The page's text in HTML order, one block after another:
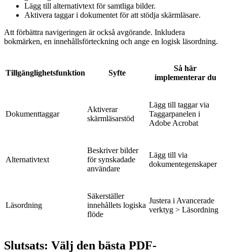
Lägg till alternativtext för samtliga bilder.
Aktivera taggar i dokumentet för att stödja skärmläsare.
Att förbättra navigeringen är också avgörande. Inkludera
bokmärken, en innehållsförteckning och ange en logisk läsordning.
Tillgänglighetsfunktion Syfte
Så här
implementerar du
Dokumenttaggar
Aktiverar
skärmläsarstöd
Lägg till taggar via
Taggarpanelen i
Adobe Acrobat
Alternativtext
Beskriver bilder
för synskadade
användare
Lägg till via
dokumentegenskaper
Läsordning
Säkerställer
innehållets logiska
flöde
Justera i Avancerade
verktyg > Läsordning
Slutsats: Välj den bästa PDF-